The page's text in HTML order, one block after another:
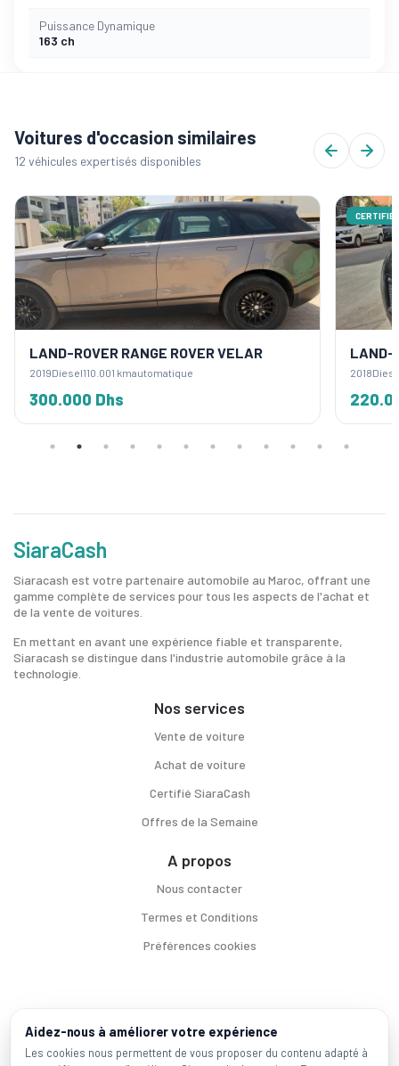
Puissance Dynamique
163 ch
Voitures d'occasion similaires
12 véhicules expertisés disponibles
LAND-ROVER RANGE ROVER VELAR
2019Diesel110.001 kmautomatique
300.000 Dhs
CERTIFIÉE
LAND-
2018
SiaraCash
Siaracash est votre partenaire automobile au Maroc, offrant une
gamme complète de services pour tous les aspects de l'achat et
de la vente de voitures.
En mettant en avant une expérience fiable et transparente,
Siaracash se distingue dans l'industrie automobile grâce à la
technologie.
Nos services
Vente de voiture
Achat de voiture
Certifié SiaraCash
Offres de la Semaine
A propos
Nous contacter
Termes et Conditions
Préférences cookies
Voitures par ville
Casablanca | | Mohammadia |Salé | |
Aidez-nous à améliorer votre expérience
Les cookies nous permettent de vous proposer du contenu adapté à